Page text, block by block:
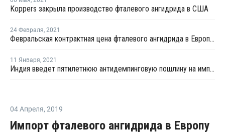
Koppers закрыла производство фталевого ангидрида в США
24 Февраля, 2021
Февральская контрактная цена фталевого ангидрида в Европе выросла на EUR65 за тонну
11 Января, 2021
Индия введет пятилетнюю антидемпинговую пошлину на импорт фталевого ангидрида из России
04 Апреля, 2019
Импорт фталевого ангидрида в Европу